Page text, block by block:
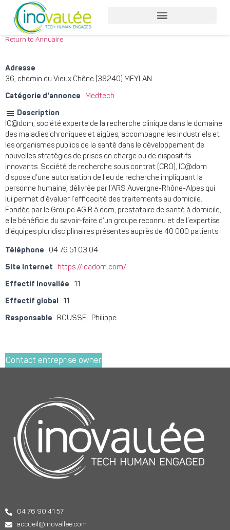
Return to Annuaire
Adresse
36, chemin du Vieux Chêne (38240) MEYLAN
Catégorie d'annonce Medtech
Description
IC@dom, société experte de la recherche clinique dans le domaine
des maladies chroniques et aigües, accompagne les industriels et
les organismes publics de la santé dans le développement de
nouvelles stratégies de prises en charge ou de dispositifs
innovants. Société de recherche sous contrat (CRO), IC@dom
dispose d’une autorisation de lieu de recherche impliquant la
personne humaine, délivrée par l’ARS Auvergne-Rhône-Alpes qui
lui permet d’évaluer l’efficacité des traitements au domicile.
Fondée par le Groupe AGIR à dom, prestataire de santé à domicile,
elle bénéficie du savoir-faire d’un groupe reconnu et de l’expertise
d’équipes pluridisciplinaires présentes auprès de 40 000 patients.
Téléphone 04 76 51 03 04
Site Internet https://icadom.com/
Effectif inovallée 11
Effectif global 11
Responsable ROUSSEL Philippe
Contact entreprise owner
04 76 90 41 57
accueil@inovallee.com